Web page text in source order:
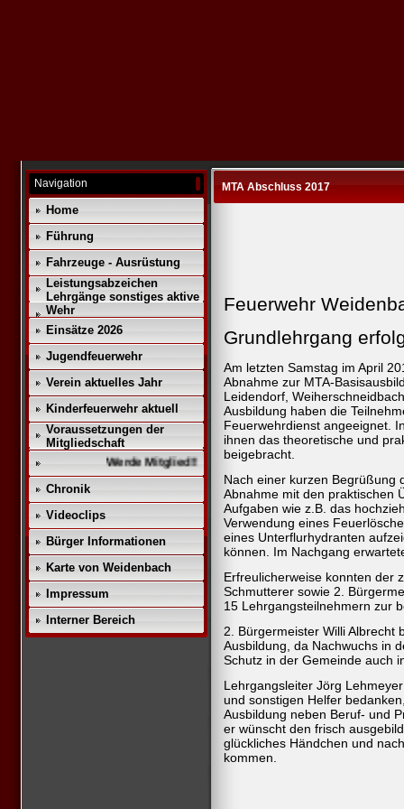
Navigation
Home
Führung
Fahrzeuge - Ausrüstung
Leistungsabzeichen
Lehrgänge sonstiges aktive
Wehr
Einsätze 2026
Jugendfeuerwehr
Verein aktuelles Jahr
Kinderfeuerwehr aktuell
Voraussetzungen der
Mitgliedschaft
Werde Mitglied!!
Chronik
Videoclips
Bürger Informationen
Karte von Weidenbach
Impressum
Interner Bereich
MTA Abschluss 2017
Feuerwehr
Grundlehrgang
Am letzten Samstag im April
Abnahme zur MTA-
Leidendorf,
Ausbildung haben die
Feuerwehrdienst angeeignet.
ihnen das theoretische und
beigebracht.
Nach einer kurzen Begrüßung
Abnahme mit den praktischen
Aufgaben wie z.B. das
Verwendung eines
eines Unterflurhydranten
können. Im Nachgang
Erfreulicherweise konnten der
Schmutterer sowie 2.
15 Lehrgangsteilnehmern zur
2. Bürgermeister Willi Albrecht
Ausbildung, da Nachwuchs in
Schutz in der Gemeinde auch
Lehrgangsleiter Jörg
und sonstigen Helfer
Ausbildung neben Beruf- und
er wünscht den frisch
glückliches Händchen und
kommen.